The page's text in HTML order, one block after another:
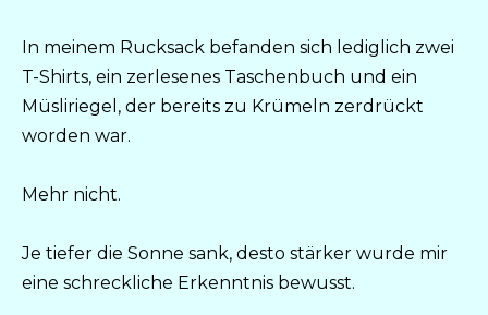
In meinem Rucksack befanden sich lediglich zwei
T-Shirts, ein zerlesenes Taschenbuch und ein
Müsliriegel, der bereits zu Krümeln zerdrückt
worden war.
Mehr nicht.
Je tiefer die Sonne sank, desto stärker wurde mir
eine schreckliche Erkenntnis bewusst.